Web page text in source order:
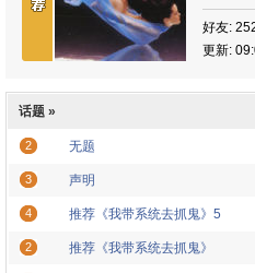
好友:
更新:
话题 »
2 无题
3 声明
4 推荐《我带系统去抓鬼》5
2 推荐《我带系统去抓鬼》